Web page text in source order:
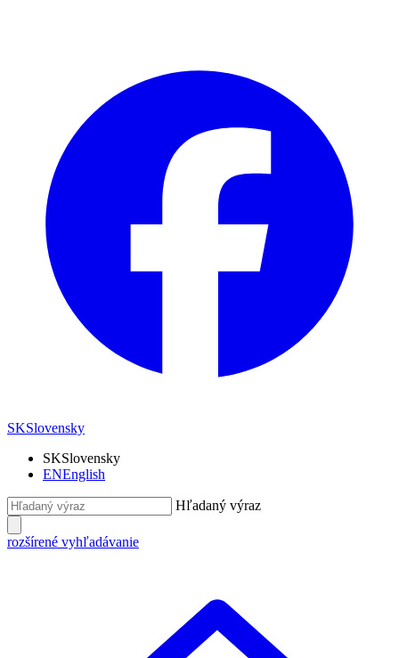
SKSlovensky
SKSlovensky
ENEnglish
Hľadaný výraz
rozšírené vyhľadávanie